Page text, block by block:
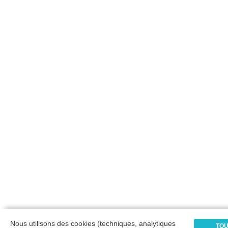
Nous utilisons des cookies (techniques, analytiques